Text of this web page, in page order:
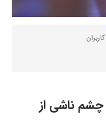
ناشی از